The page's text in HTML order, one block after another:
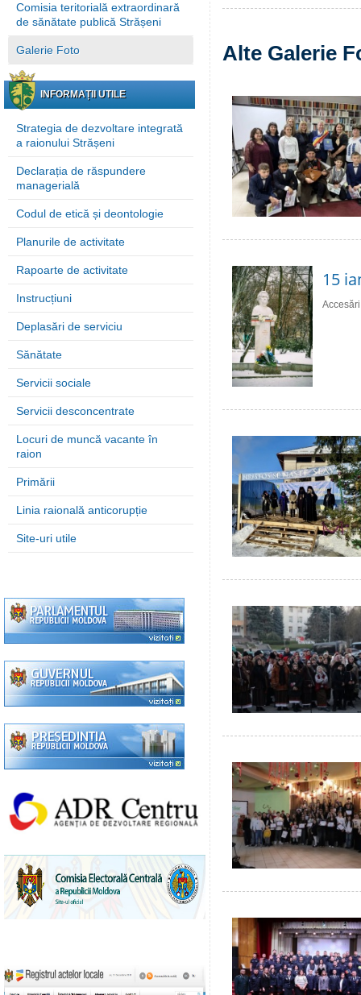
Comisia teritorială extraordinară
de sănătate publică Strășeni
Galerie Foto
INFORMAȚII UTILE
Strategia de dezvoltare integrată
a raionului Strășeni
Declarația de răspundere
managerială
Codul de etică și deontologie
Planurile de activitate
Rapoarte de activitate
Instrucțiuni
Deplasări de serviciu
Sănătate
Servicii sociale
Servicii desconcentrate
Locuri de muncă vacante în
raion
Primării
Linia raională anticorupție
Site-uri utile
Alte Galerie
15